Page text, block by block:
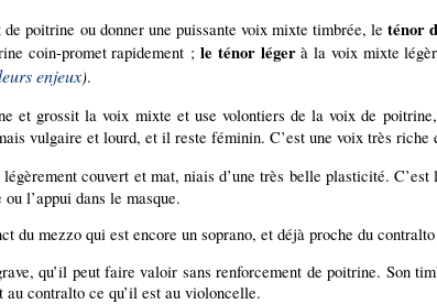
poitrine ou donner une puissante voix mixte timbrée, le ténor
coin-promet rapidement ;le ténor légerà la voix mixte
enjeux).
et grossit la voix mixte et use volontiers de la voix de
vulgaire et lourd, et il reste féminin. C’est une voix très
légèrement couvert et mat, niais d’une très belle plasticité.
l’appui dans le masque.
du mezzo qui est encore un soprano, et déjà proche du
qu’il peut faire valoir sans renforcement de poitrine. Son
au contralto ce qu’il est au violoncelle.